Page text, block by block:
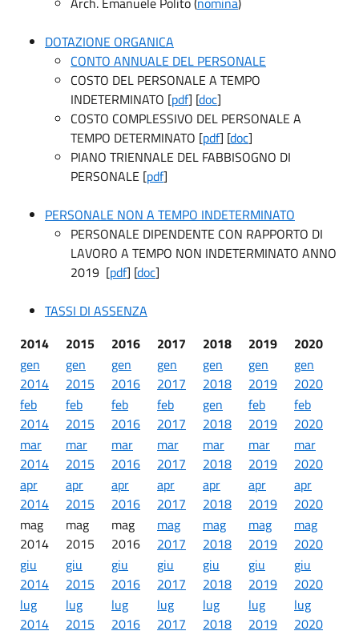
DOTAZIONE ORGANICA
CONTO ANNUALE DEL PERSONALE
COSTO DEL PERSONALE A TEMPO
INDETERMINATO [pdf] [doc]
COSTO COMPLESSIVO DEL PERSONALE A
TEMPO DETERMINATO [pdf] [doc]
PIANO TRIENNALE DEL FABBISOGNO DI
PERSONALE [pdf]
PERSONALE NON A TEMPO INDETERMINATO
PERSONALE DIPENDENTE CON RAPPORTO DI
LAVORO A TEMPO NON INDETERMINATO ANNO
2019 [pdf] [doc]
TASSI DI ASSENZA
2014
2015 2016 2017 2018 2019
2020
gen
2014
gen
2015
gen
2016
gen
2017
gen
2018
gen
2019
gen
2020
feb
2014
feb
2015
feb
2016
feb
2017
gen
2018
feb
2019
feb
2020
mar
2014
mar
2015
mar
2016
mar
2017
mar
2018
mar
2019
mar
2020
apr
2014
apr
2015
apr
2016
apr
2017
apr
2018
apr
2019
apr
2020
mag
2014
mag
2015
mag
2016
mag
2017
mag
2018
mag
2019
mag
2020
giu
2014
giu
2015
giu
2016
giu
2017
giu
2018
giu
2019
giu
2020
lug
2014
lug
2015
lug
2016
lug
2017
lug
2018
lug
2019
lug
2020